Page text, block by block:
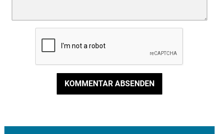
KOMMENTAR ABSENDEN